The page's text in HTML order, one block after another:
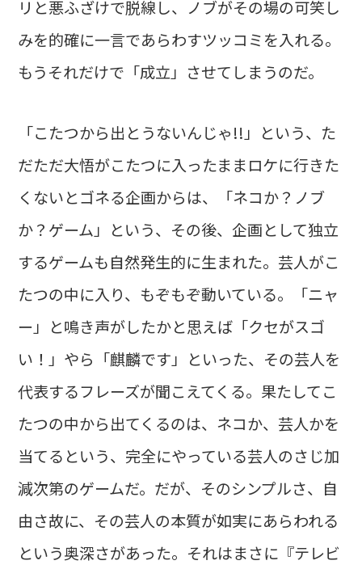
リと悪ふざけで脱線し、ノブがその場の可笑し
みを的確に一言であらわすツッコミを入れる。
もうそれだけで「成立」させてしまうのだ。
「こたつから出とうないんじゃ!!」という、た
だただ大悟がこたつに入ったままロケに行きた
くないとゴネる企画からは、「ネコか？ノブ
か？ゲーム」という、その後、企画として独立
するゲームも自然発生的に生まれた。芸人がこ
たつの中に入り、もぞもぞ動いている。「ニャ
ー」と鳴き声がしたかと思えば「クセがスゴ
い！」やら「麒麟です」といった、その芸人を
代表するフレーズが聞こえてくる。果たしてこ
たつの中から出てくるのは、ネコか、芸人かを
当てるという、完全にやっている芸人のさじ加
減次第のゲームだ。だが、そのシンプルさ、自
由さ故に、その芸人の本質が如実にあらわれる
という奥深さがあった。それはまさに『テレビ